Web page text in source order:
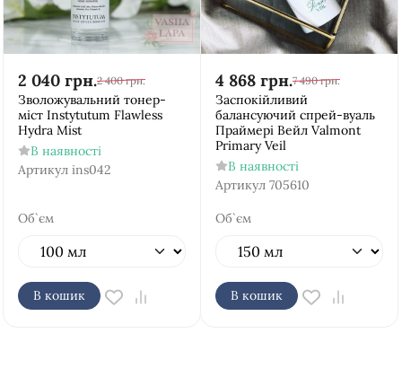
2 040 грн.2 400 грн.
Зволожувальний тонер-
міст Instytutum Flawless
Hydra Mist
В наявності
Артикул ins042
Об`єм
В кошик
4 868 грн.7 490 грн.
Заспокійливий
балансуючий спрей-вуаль
Праймері Вейл Valmont
Primary Veil
В наявності
Артикул 705610
Об`єм
В кошик